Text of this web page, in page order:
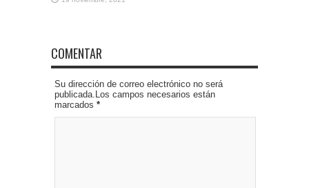
COMENTAR
Su dirección de correo electrónico no será
publicada.Los campos necesarios están
marcados *